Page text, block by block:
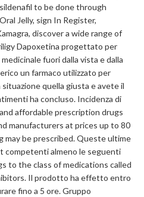
to be done through
Jelly, sign In Register,
discover a wide range of
Dapoxetina progettato per
fuori dalla vista e dalla
un farmaco utilizzato per
quella giusta e avete il
ha concluso. Incidenza di
affordable prescription drugs
manufacturers at prices up to 80
may be prescribed. Queste ultime
competentialmeno le seguenti
to the class of medications called
Il prodotto ha effetto entro
fino a 5 ore. Gruppo